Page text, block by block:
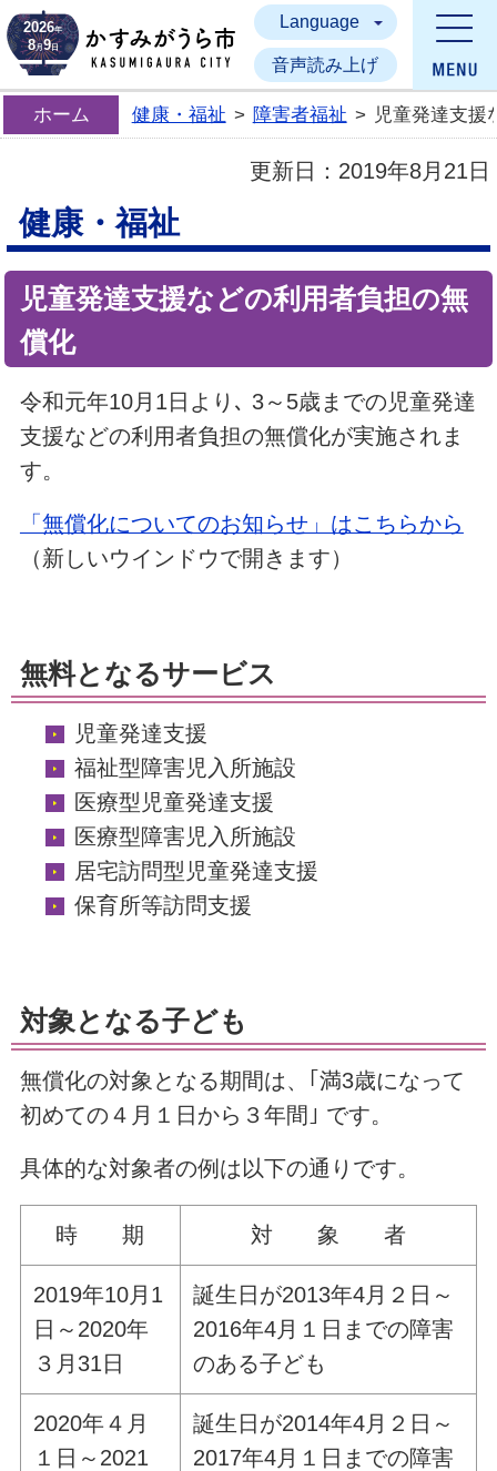
かすみがうら市
2026年
8月9日
Language
音声読み上げ
ホーム 健康・福祉 > 障害者福祉 > 児童発達支援
更新日： 2019年8月21日
健康・福祉
児童発達支援などの利用者負担の無
償化
令和元年10月1日より､ 3～5歳までの児童発達
支援などの利用者負担の無償化が実施されま
す。
「無償化についてのお知らせ」はこちらから
（新しいウインドウで開きます）
無料となるサービス
児童発達支援
福祉型障害児入所施設
医療型児童発達支援
医療型障害児入所施設
居宅訪問型児童発達支援
保育所等訪問支援
対象となる子ども
無償化の対象となる期間は、｢満3歳になって
初めての４月１日から３年間｣ です。
具体的な対象者の例は以下の通りです。
時 期 対 象 者
2019年10月1
日～2020年
３月31日
誕生日が2013年4月２日～
2016年4月１日までの障害
のある子ども
2020年４月
１日～2021
誕生日が2014年4月２日～
2017年4月１日までの障害